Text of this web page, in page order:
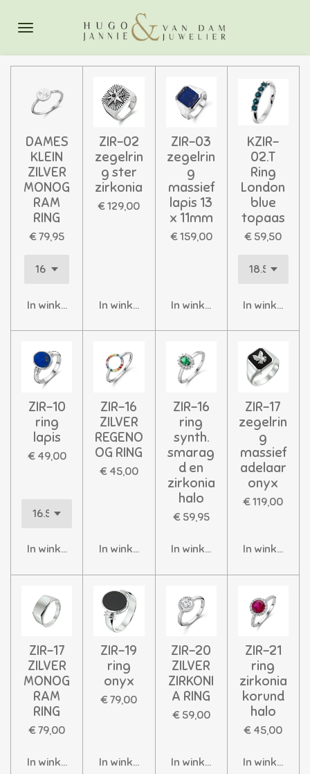
direct
de
DAMES
KLEIN
ZILVER
MONOG
RAM
RING
€ 79,95
In winkelwagen
ZIR-02
zegelrin
g ster
zirkonia
€ 129,00
In winkelwagen
ZIR-03
zegelrin
g
massief
lapis 13
x 11mm
€ 159,00
In winkelwagen
KZIR-
02.T
Ring
London
blue
topaas
€ 59,50
In
ZIR-10
ring
lapis
€ 49,00
In winkelwagen
ZIR-16
ZILVER
REGENO
OG RING
€ 45,00
In winkelwagen
ZIR-16
ring
synth.
smarag
d en
zirkonia
halo
€ 59,95
In winkelwagen
ZIR-17
zegelrin
g
massief
adelaar
onyx
€ 119,00
In
ZIR-17
ZILVER
MONOG
RAM
RING
€ 79,00
In winkelwagen
ZIR-19
ring
onyx
€ 79,00
In winkelwagen
ZIR-20
ZILVER
ZIRKONI
A RING
€ 59,00
In winkelwagen
ZIR-21
ring
zirkonia
korund
halo
€ 45,00
In